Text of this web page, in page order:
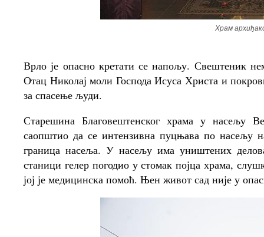
Храм
Врло је опасно кретати се напољу. Свештеник
Отац Николај моли Господа Исуса Христа и
за спасење људи.
Старешина Благовештенског храма у насељу
саопштио да се интензивна пуцњава по насељу
граница насеља. У насељу има уништених
станици гелер погодио у стомак појца храма,
јој је медицинска помоћ. Њен живот сад није у